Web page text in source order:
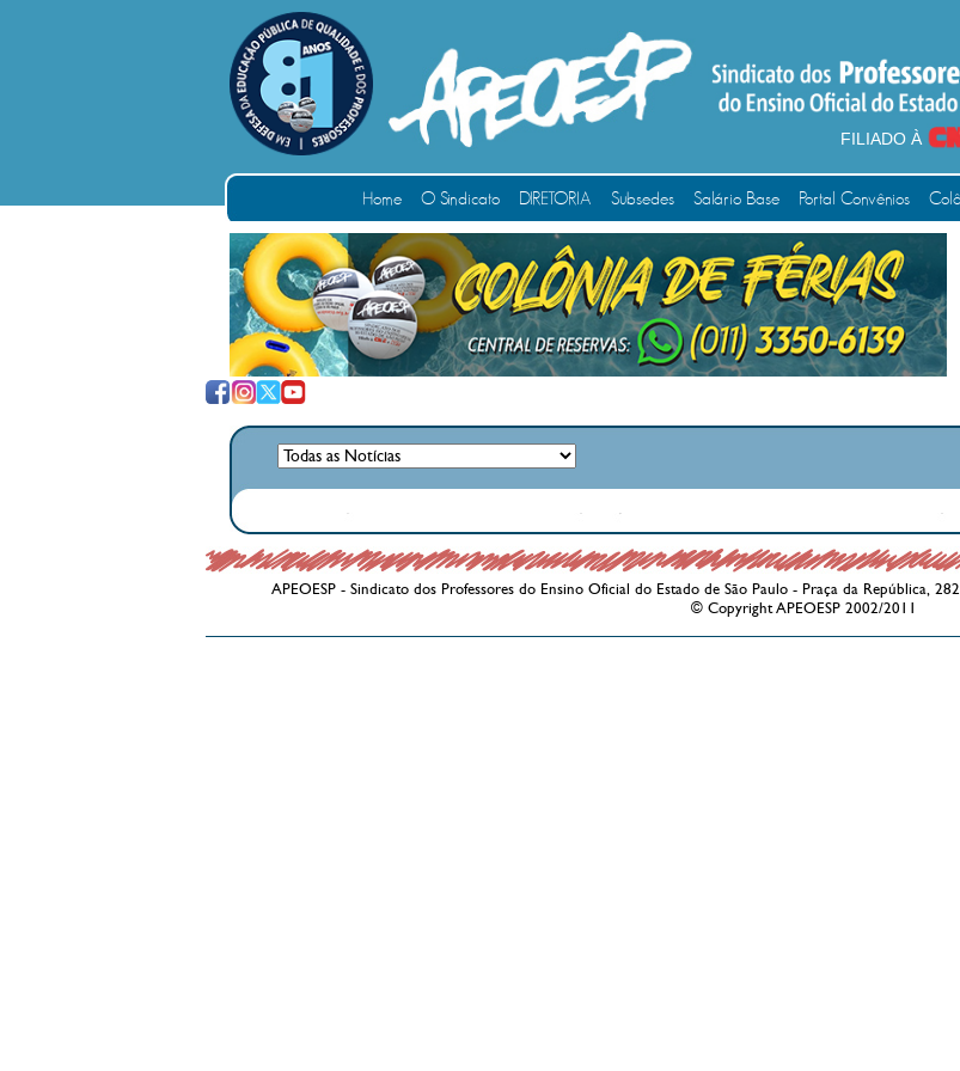
FILIADO À
Home O Sindicato DIRETORIA Subsedes Salário Base Portal Convênios
APEOESP - Sindicato dos Professores do Ensino Oficial do Estado de São Paulo - Praça da República,
© Copyright APEOESP 2002/2011